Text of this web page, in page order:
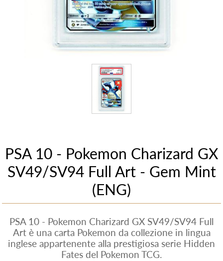
PSA 10 - Pokemon Charizard GX
SV49/SV94 Full Art - Gem Mint
(ENG)
PSA 10 - Pokemon Charizard GX SV49/SV94 Full
Art è una carta Pokemon da collezione in lingua
inglese appartenente alla prestigiosa serie Hidden
Fates del Pokemon TCG.